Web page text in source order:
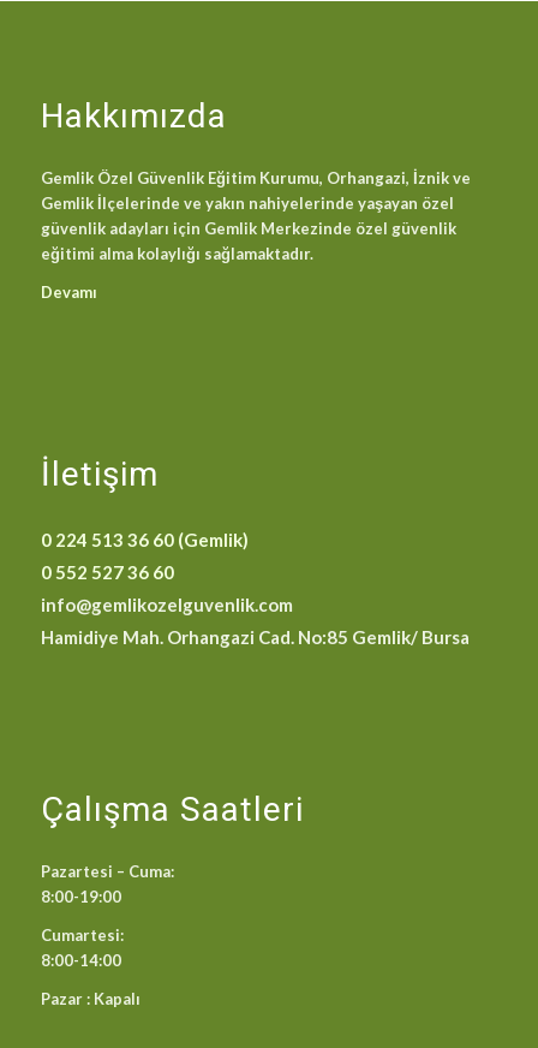
Hakkımızda
Gemlik Özel Güvenlik Eğitim Kurumu, Orhangazi, İznik ve
Gemlik İlçelerinde ve yakın nahiyelerinde yaşayan özel
güvenlik adayları için Gemlik Merkezinde özel güvenlik
eğitimi alma kolaylığı sağlamaktadır.
Devamı
İletişim
0 224 513 36 60 (Gemlik)
0 552 527 36 60
info@gemlikozelguvenlik.com
Hamidiye Mah. Orhangazi Cad. No:85 Gemlik/ Bursa
Çalışma Saatleri
Pazartesi – Cuma:
8:00-19:00
Cumartesi:
8:00-14:00
Pazar : Kapalı